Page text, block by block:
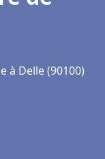
à Delle (90100)